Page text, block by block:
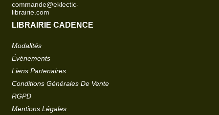
commande@eklectic-
librairie.com
LIBRAIRIE CADENCE
Modalités
Événements
Liens Partenaires
Conditions Générales De Vente
RGPD
Mentions Légales